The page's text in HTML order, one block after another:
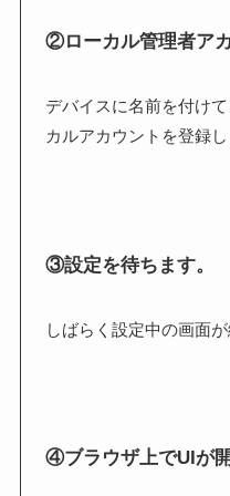
②ローカル管理者ア
デバイスに名前を付け
カルアカウントを登録し
③設定を待ちます。
しばらく設定中の画面が
④ブラウザ上でUIが